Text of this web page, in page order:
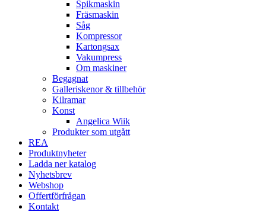
Spikmaskin
Fräsmaskin
Såg
Kompressor
Kartongsax
Vakumpress
Om maskiner
Begagnat
Galleriskenor & tillbehör
Kilramar
Konst
Angelica Wiik
Produkter som utgått
REA
Produktnyheter
Ladda ner katalog
Nyhetsbrev
Webshop
Offertförfrågan
Kontakt